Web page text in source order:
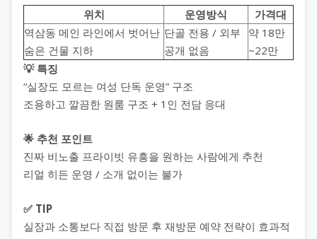
위치 운영방식
가격대
역삼동 메인 라인에서 벗어난
숨은 건물 지하
단골 전용 / 외부
공개 없음
약 18만
~22만
💡 특징
“실장도 모르는 여성 단독 운영” 구조
조용하고 깔끔한 원룸 구조 + 1인 전담 응대
🌟 추천 포인트
진짜 비노출 프라이빗 유흥을 원하는 사람에게 추천
리얼 히든 운영 / 소개 없이는 불가
✅ TIP
실장과 소통보다 직접 방문 후 재방문 예약 전략이 효과적